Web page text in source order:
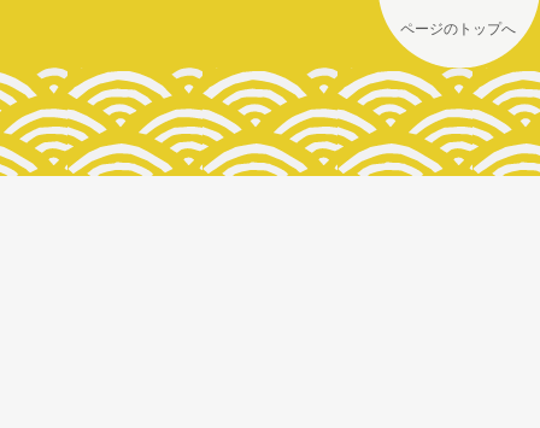
ページのトップへ